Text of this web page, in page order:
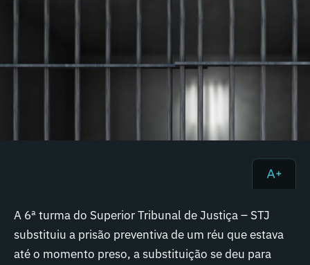
A 6ª turma do Superior Tribunal de Justiça – STJ
substituiu a prisão preventiva de um réu que estava
até o momento preso, a substituição se deu para